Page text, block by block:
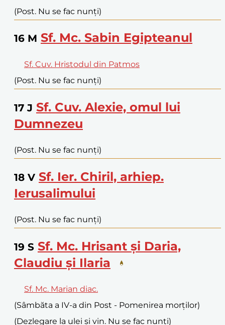
(Post. Nu se fac nunți)
16 M Sf. Mc. Sabin Egipteanul
Sf. Cuv. Hristodul din Patmos
(Post. Nu se fac nunți)
17 J Sf. Cuv. Alexie, omul lui
Dumnezeu
(Post. Nu se fac nunți)
18 V Sf. Ier. Chiril, arhiep.
Ierusalimului
(Post. Nu se fac nunți)
19 S Sf. Mc. Hrisant și Daria,
Claudiu și Ilaria
Sf. Mc. Marian diac.
(Sâmbăta a IV-a din Post - Pomenirea morților)
(Dezlegare la ulei și vin. Nu se fac nunți)